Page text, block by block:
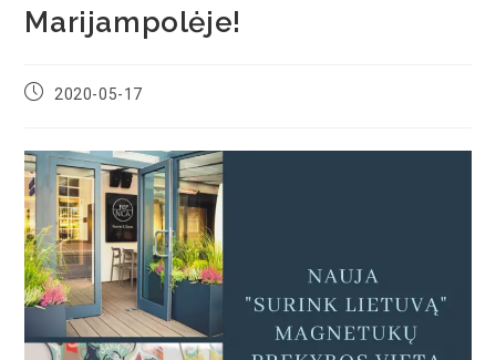
Marijampolėje!
2020-05-17